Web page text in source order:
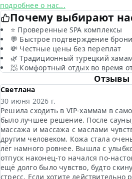
подробнее о нас...
Почему выбирают
⭐ Проверенные SPA комплексы
💬 Быстрое подтверждение
💸 Честные цены без переплат
🌿 Традиционный турецкий
🧖 Комфортный отдых во время
Отзывы
Светлана
30 июня 2026 г.
Решила сходить в VIP-хаммам в
было лучшее решение. После
массажа и массажа с маслами
другим человеком. Кожа стала
лёг намного ровнее. Вышла с
отпуск наконец-то начался по-
ещё долго было чувство, будто
стресс. Если хотите действительно